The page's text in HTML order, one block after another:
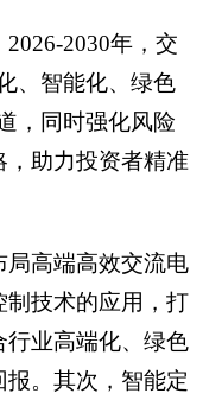
2030年，交
、智能化、绿色
，同时强化风险
，助力投资者精准
局高端高效交流电
制技术的应用，打
行业高端化、绿色
。其次，智能定